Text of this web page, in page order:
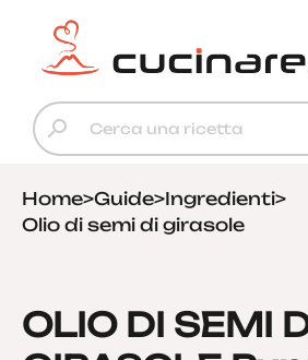
Home>Guide>Ingredienti>
Olio di semi di girasole
OLIO DI SEMI